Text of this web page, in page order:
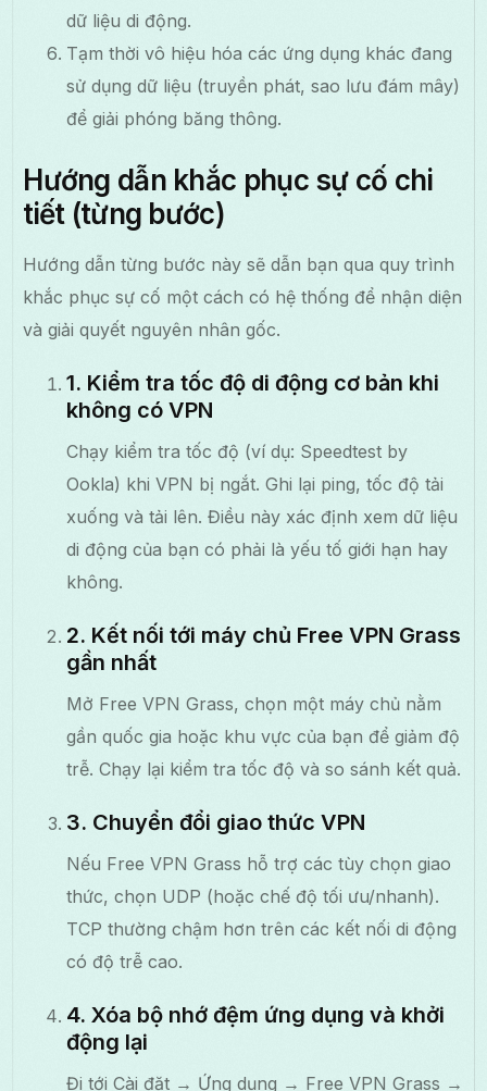
dữ liệu di động.
Tạm thời vô hiệu hóa các ứng dụng khác đang
sử dụng dữ liệu (truyền phát, sao lưu đám mây)
để giải phóng băng thông.
Hướng dẫn khắc phục sự cố chi
tiết (từng bước)
Hướng dẫn từng bước này sẽ dẫn bạn qua quy trình
khắc phục sự cố một cách có hệ thống để nhận diện
và giải quyết nguyên nhân gốc.
1. Kiểm tra tốc độ di động cơ bản khi
không có VPN
Chạy kiểm tra tốc độ (ví dụ: Speedtest by
Ookla) khi VPN bị ngắt. Ghi lại ping, tốc độ tải
xuống và tải lên. Điều này xác định xem dữ liệu
di động của bạn có phải là yếu tố giới hạn hay
không.
2. Kết nối tới máy chủ Free VPN Grass
gần nhất
Mở Free VPN Grass, chọn một máy chủ nằm
gần quốc gia hoặc khu vực của bạn để giảm độ
trễ. Chạy lại kiểm tra tốc độ và so sánh kết quả.
3. Chuyển đổi giao thức VPN
Nếu Free VPN Grass hỗ trợ các tùy chọn giao
thức, chọn UDP (hoặc chế độ tối ưu/nhanh).
TCP thường chậm hơn trên các kết nối di động
có độ trễ cao.
4. Xóa bộ nhớ đệm ứng dụng và khởi
động lại
Đi tới Cài đặt → Ứng dụng → Free VPN Grass →